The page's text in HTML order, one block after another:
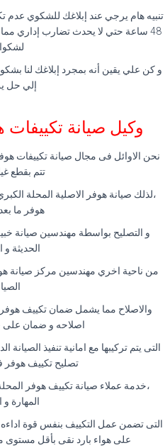
تنبيه هام يرجي عند إبلاغك للشكوي
48 ساعة حتي لا يحدث تضارب إداري
و كن علي يقين أنه بمجرد إبلاغك لنا
إلي حل
وكيل صيانة تكييفات
نحن الاوائل فى مجال صيانة تكييفات
تتم بقطع
،لذلك صيانة هوفر الاصلية المحلة
هوفر ما
و التصليح بواسطة مهندسين صيانة
الحديثة و
من ناحية اخري مهندسين مركز صيانة
والاصلاح مما يشمل ضمان تكييف
اصلاحه و ضمان على
التى يتم تركيبها مع امانية تنفيذ الصيانة
تصليح تكييف هوفر
،خدمة عملاء صيانة تكييف هوفر
المهارة و
التى تضمن عمل التكييف بنفس قوة
على هواء بارد نقى بأقل مستوى